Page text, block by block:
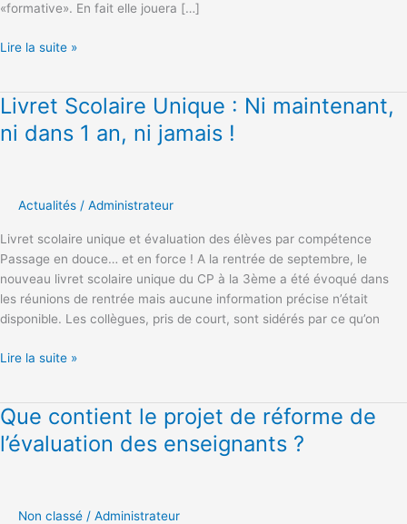
«formative». En fait elle jouera […]
Lire la suite »
Livret Scolaire Unique : Ni maintenant,
ni dans 1 an, ni jamais !
Actualités / Administrateur
Livret scolaire unique et évaluation des élèves par compétence
Passage en douce… et en force ! A la rentrée de septembre, le
nouveau livret scolaire unique du CP à la 3ème a été évoqué dans
les réunions de rentrée mais aucune information précise n’était
disponible. Les collègues, pris de court, sont sidérés par ce qu’on
Livret
Scolaire
Unique
maintenant,
dans
1
an,
ni
jamais
Lire la suite »
Que contient le projet de réforme de
l’évaluation des enseignants ?
Non classé / Administrateur
Que
contient
le
réforme